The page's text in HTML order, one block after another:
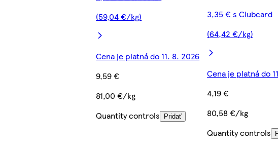
(59,04 €/kg)
Cena je platná do 11. 8. 2026
9,59 €
81,00 €/kg
Quantity controls Pridať
3,35 € s Clubcard
(64,42 €/kg)
Cena je platná do
4,19 €
80,58 €/kg
Quantity controls